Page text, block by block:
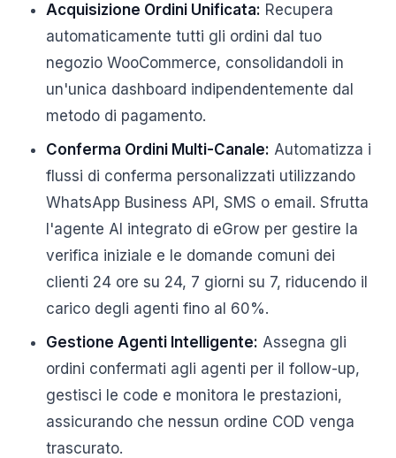
Acquisizione Ordini Unificata: Recupera
automaticamente tutti gli ordini dal tuo
negozio WooCommerce, consolidandoli in
un'unica dashboard indipendentemente dal
metodo di pagamento.
Conferma Ordini Multi-Canale: Automatizza i
flussi di conferma personalizzati utilizzando
WhatsApp Business API, SMS o email. Sfrutta
l'agente AI integrato di eGrow per gestire la
verifica iniziale e le domande comuni dei
clienti 24 ore su 24, 7 giorni su 7, riducendo il
carico degli agenti fino al 60%.
Gestione Agenti Intelligente: Assegna gli
ordini confermati agli agenti per il follow-up,
gestisci le code e monitora le prestazioni,
assicurando che nessun ordine COD venga
trascurato.